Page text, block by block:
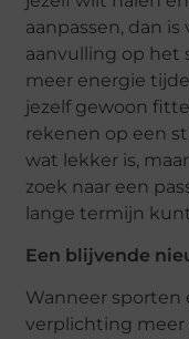
aanpassen, dan
aanvulling op het
meer energie
jezelf gewoon
rekenen op een
wat lekker is,
zoek naar een
lange termijn
Een blijvende
Wanneer sporten
verplichting meer